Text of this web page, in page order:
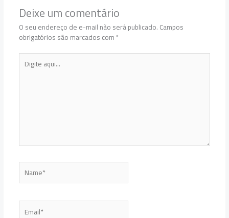
Deixe um comentário
O seu endereço de e-mail não será publicado.Campos
obrigatórios são marcados com*
Digite
aqui...
Name*
Email*